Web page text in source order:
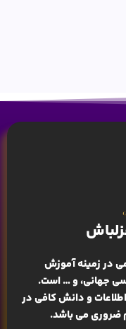
در زمینهآموزش
جهانی، و … است.
و دانش کافی در
ضروری می باشد.